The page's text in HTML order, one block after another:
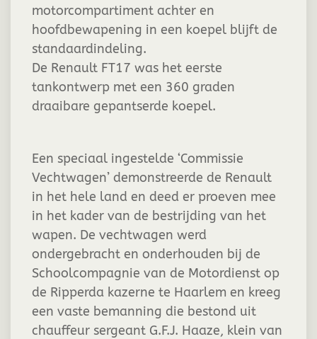
motorcompartiment achter en
hoofdbewapening in een koepel blijft de
standaardindeling.
De Renault FT17 was het eerste
tankontwerp met een 360 graden
draaibare gepantserde koepel.
Een speciaal ingestelde ‘Commissie
Vechtwagen’ demonstreerde de Renault
in het hele land en deed er proeven mee
in het kader van de bestrijding van het
wapen. De vechtwagen werd
ondergebracht en onderhouden bij de
Schoolcompagnie van de Motordienst op
de Ripperda kazerne te Haarlem en kreeg
een vaste bemanning die bestond uit
chauffeur sergeant G.F.J. Haaze, klein van